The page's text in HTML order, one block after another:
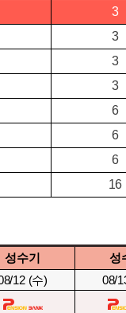
3
3
3
3
6
6
6
16